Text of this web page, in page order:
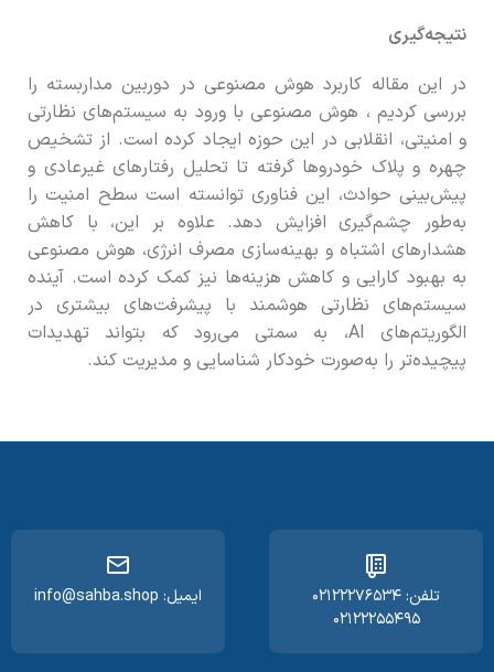
نتیجه‌گیری
در این مقاله کاربرد هوش مصنوعی در دوربین مداربسته را
بررسی کردیم ، هوش مصنوعی با ورود به سیستم‌های نظارتی
و امنیتی، انقلابی در این حوزه ایجاد کرده است. از تشخیص
چهره و پلاک خودروها گرفته تا تحلیل رفتارهای غیرعادی و
پیش‌بینی حوادث، این فناوری توانسته است سطح امنیت را
به‌طور چشم‌گیری افزایش دهد. علاوه بر این، با کاهش
هشدارهای اشتباه و بهینه‌سازی مصرف انرژی، هوش مصنوعی
به بهبود کارایی و کاهش هزینه‌ها نیز کمک کرده است. آینده
سیستم‌های نظارتی هوشمند با پیشرفت‌های بیشتری در
الگوریتم‌های AI، به سمتی می‌رود که بتواند تهدیدات
پیچیده‌تر را به‌صورت خودکار شناسایی و مدیریت کند.
تلفن: ۰۲۱۲۲۲۷۶۵۳۴
۰۲۱۲۲۲۵۵۴۹۵
ایمیل: info@sahba.shop